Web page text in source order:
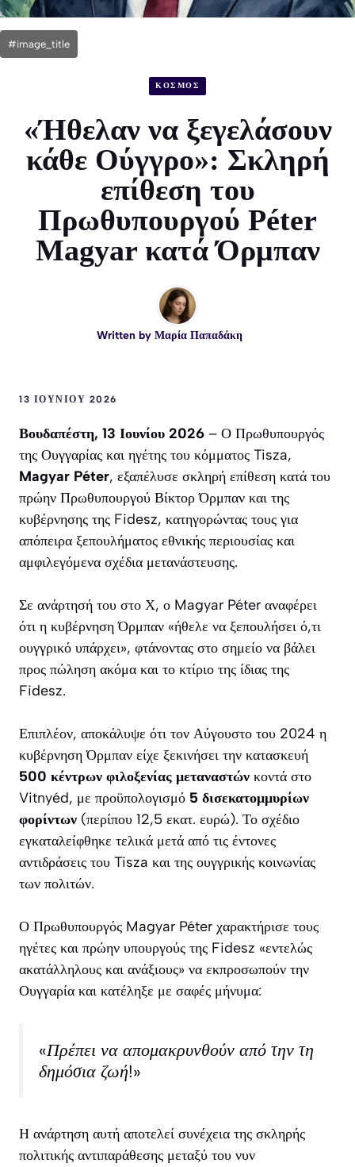
#image_title
ΚΟΣΜΟΣ
«Ήθελαν να ξεγελάσουν
κάθε Ούγγρο»: Σκληρή
επίθεση του
Πρωθυπουργού Péter
Magyar κατά Όρμπαν
Written by Μαρία Παπαδάκη
13 ΙΟΥΝΊΟΥ 2026
Βουδαπέστη, 13 Ιουνίου 2026 – Ο Πρωθυπουργός
της Ουγγαρίας και ηγέτης του κόμματος Tisza,
Magyar Péter, εξαπέλυσε σκληρή επίθεση κατά του
πρώην Πρωθυπουργού Βίκτορ Όρμπαν και της
κυβέρνησης της Fidesz, κατηγορώντας τους για
απόπειρα ξεπουλήματος εθνικής περιουσίας και
αμφιλεγόμενα σχέδια μετανάστευσης.
Σε ανάρτησή του στο Χ, ο Magyar Péter αναφέρει
ότι η κυβέρνηση Όρμπαν «ήθελε να ξεπουλήσει ό,τι
ουγγρικό υπάρχει», φτάνοντας στο σημείο να βάλει
προς πώληση ακόμα και το κτίριο της ίδιας της
Fidesz.
Επιπλέον, αποκάλυψε ότι τον Αύγουστο του 2024 η
κυβέρνηση Όρμπαν είχε ξεκινήσει την κατασκευή
500 κέντρων φιλοξενίας μεταναστών κοντά στο
Vitnyéd, με προϋπολογισμό 5 δισεκατομμυρίων
φορίντων (περίπου 12,5 εκατ. ευρώ). Το σχέδιο
εγκαταλείφθηκε τελικά μετά από τις έντονες
αντιδράσεις του Tisza και της ουγγρικής κοινωνίας
των πολιτών.
Ο Πρωθυπουργός Magyar Péter χαρακτήρισε τους
ηγέτες και πρώην υπουργούς της Fidesz «εντελώς
ακατάλληλους και ανάξιους» να εκπροσωπούν την
Ουγγαρία και κατέληξε με σαφές μήνυμα:
«Πρέπει να απομακρυνθούν από την τη
δημόσια ζωή!»
Η ανάρτηση αυτή αποτελεί συνέχεια της σκληρής
πολιτικής αντιπαράθεσης μεταξύ του νυν